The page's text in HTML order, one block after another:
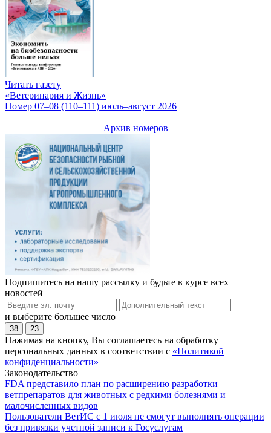
Читать газету
«Ветеринария и Жизнь»
Номер 07–08 (110–111) июль–август 2026
Архив номеров
Подпишитесь на нашу рассылку и будьте в курсе всех
новостей
и выберите большее число
38 23
Нажимая на кнопку, Вы соглашаетесь на обработку
персональных данных в соответствии с «Политикой
конфиденциальности»
Законодательство
FDA представило план по расширению разработки
ветпрепаратов для животных с редкими болезнями и
малочисленных видов
Пользователи ВетИС с 1 июля не смогут выполнять операции
без привязки учетной записи к Госуслугам